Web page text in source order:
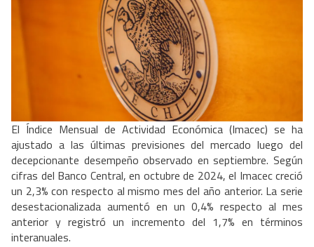
El Índice Mensual de Actividad Económica (Imacec) se ha
ajustado a las últimas previsiones del mercado luego del
decepcionante desempeño observado en septiembre. Según
cifras del Banco Central, en octubre de 2024, el Imacec creció
un 2,3% con respecto al mismo mes del año anterior. La serie
desestacionalizada aumentó en un 0,4% respecto al mes
anterior y registró un incremento del 1,7% en términos
interanuales.